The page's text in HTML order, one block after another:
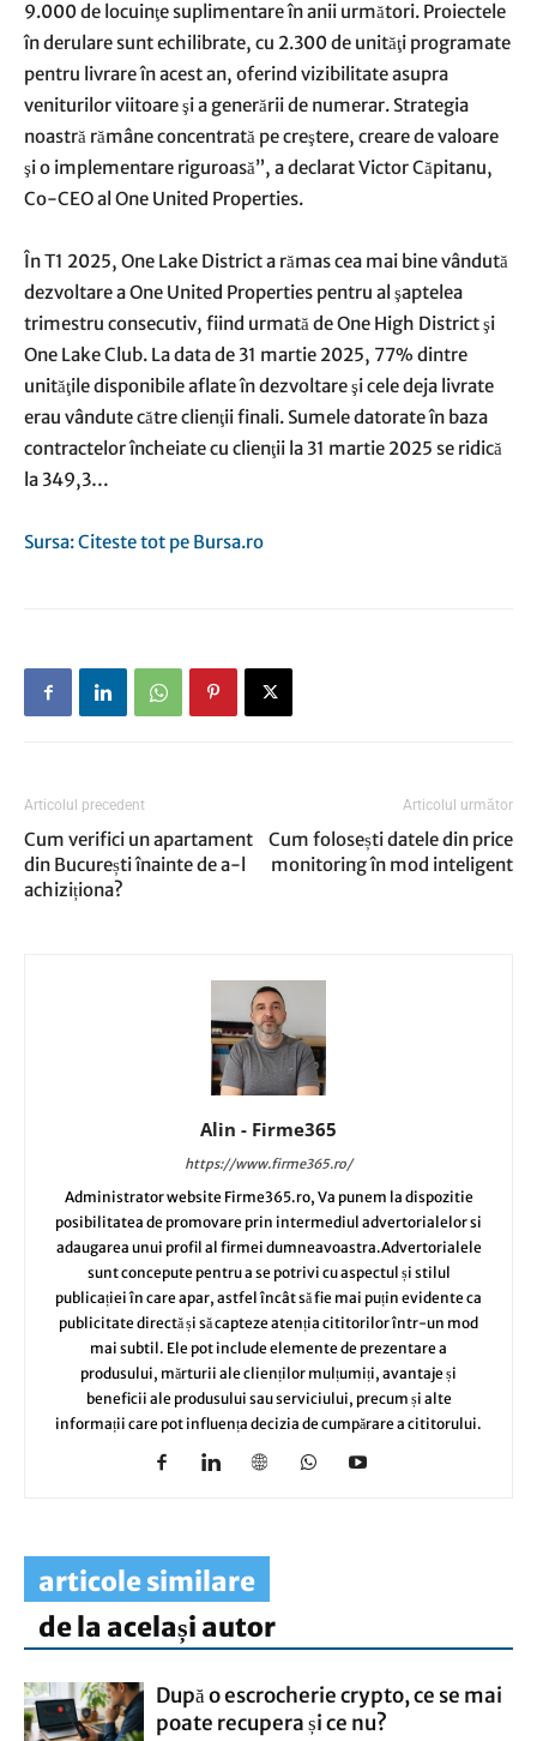
9.000 de locuinţe suplimentare în anii următori. Proiectele
în derulare sunt echilibrate, cu 2.300 de unităţi programate
pentru livrare în acest an, oferind vizibilitate asupra
veniturilor viitoare şi a generării de numerar. Strategia
noastră rămâne concentrată pe creştere, creare de valoare
şi o implementare riguroasă”, a declarat Victor Căpitanu,
Co-CEO al One United Properties.
În T1 2025, One Lake District a rămas cea mai bine vândută
dezvoltare a One United Properties pentru al şaptelea
trimestru consecutiv, fiind urmată de One High District şi
One Lake Club. La data de 31 martie 2025, 77% dintre
unităţile disponibile aflate în dezvoltare şi cele deja livrate
erau vândute către clienţii finali. Sumele datorate în baza
contractelor încheiate cu clienţii la 31 martie 2025 se ridică
la 349,3…
Sursa: Citeste tot pe Bursa.ro
Articolul precedent
Cum verifici un apartament
din București înainte de a-l
achiziționa?
Articolul următor
Cum folosești datele din price
monitoring în mod inteligent
Alin - Firme365
https://www.firme365.ro/
Administrator website Firme365.ro, Va punem la dispozitie
posibilitatea de promovare prin intermediul advertorialelor si
adaugarea unui profil al firmei dumneavoastra.Advertorialele
sunt concepute pentru a se potrivi cu aspectul și stilul
publicației în care apar, astfel încât să fie mai puțin evidente ca
publicitate directă și să capteze atenția cititorilor într-un mod
mai subtil. Ele pot include elemente de prezentare a
produsului, mărturii ale clienților mulțumiți, avantaje și
beneficii ale produsului sau serviciului, precum și alte
informații care pot influența decizia de cumpărare a cititorului.
articole similare
de la același autor
După o escrocherie crypto, ce se mai
poate recupera și ce nu?